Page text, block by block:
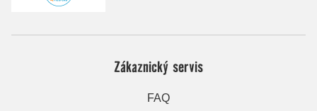
Zákaznický servis
FAQ